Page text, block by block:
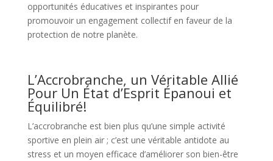
opportunités éducatives et inspirantes pour
promouvoir un engagement collectif en faveur de la
protection de notre planète.
L’Accrobranche, un Véritable Allié
Pour Un État d’Esprit Épanoui et
Équilibré!
L’accrobranche est bien plus qu’une simple activité
sportive en plein air ; c’est une véritable antidote au
stress et un moyen efficace d’améliorer son bien-être